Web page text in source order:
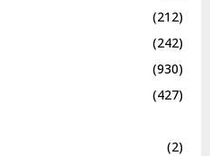
(212)
(242)
(930)
(427)
(2)